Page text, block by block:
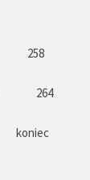
258
264
koniec